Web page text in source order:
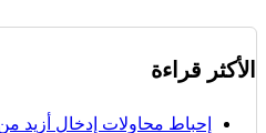
الأكثر قراءة